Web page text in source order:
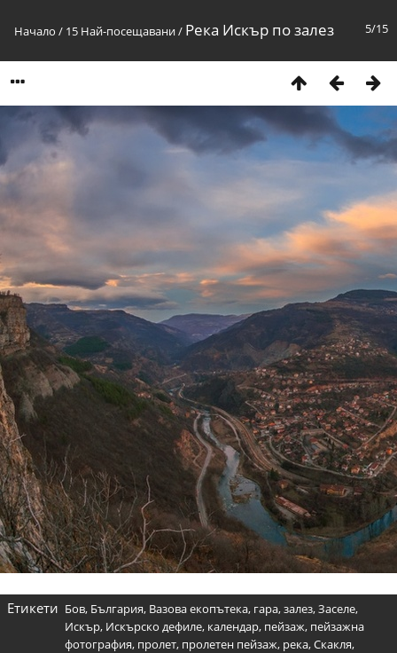
5/15
Начало / 15 Най-посещавани/ Река Искър по залез
Етикети Бов, България, Вазова екопътека, гара,залез,Заселе,
Искър, Искърско дефиле, календар, пейзаж, пейзажна
фотография, пролет, пролетен пейзаж, река,Скакля,